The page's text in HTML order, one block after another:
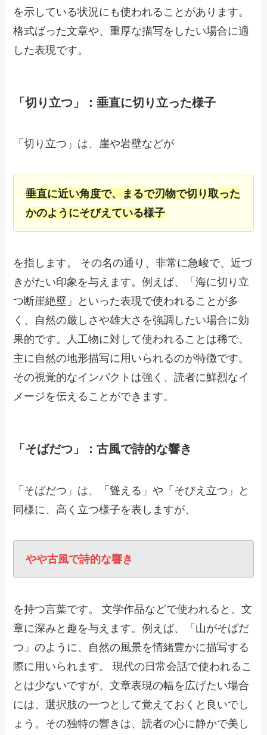
を示している状況にも使われることがあります。
格式ばった文章や、重厚な描写をしたい場合に適
した表現です。
「切り立つ」：垂直に切り立った様子
「切り立つ」は、崖や岩壁などが
垂直に近い角度で、まるで刃物で切り取った
かのようにそびえている様子
を指します。 その名の通り、非常に急峻で、近づ
きがたい印象を与えます。例えば、「海に切り立
つ断崖絶壁」といった表現で使われることが多
く、自然の厳しさや雄大さを強調したい場合に効
果的です。人工物に対して使われることは稀で、
主に自然の地形描写に用いられるのが特徴です。
その視覚的なインパクトは強く、読者に鮮烈なイ
メージを伝えることができます。
「そばだつ」：古風で詩的な響き
「そばだつ」は、「聳える」や「そびえ立つ」と
同様に、高く立つ様子を表しますが、
やや古風で詩的な響き
を持つ言葉です。 文学作品などで使われると、文
章に深みと趣を与えます。例えば、「山がそばだ
つ」のように、自然の風景を情緒豊かに描写する
際に用いられます。 現代の日常会話で使われるこ
とは少ないですが、文章表現の幅を広げたい場合
には、選択肢の一つとして覚えておくと良いでし
ょう。その独特の響きは、読者の心に静かで美し